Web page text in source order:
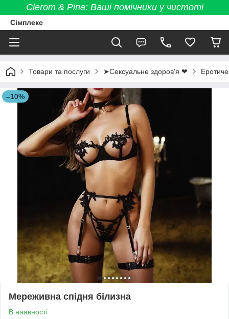
Clerom & Pina: Ваші помічники у чистоті
Сімплекс
Товари та послуги ➤Сексуальне здоров'я ❤
–10%
Мереживна спідня білизна
В наявності